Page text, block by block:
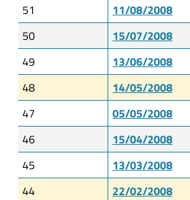
51
11/08/2008
50
15/07/2008
49
13/06/2008
48
14/05/2008
47
05/05/2008
46
15/04/2008
45
13/03/2008
44
22/02/2008